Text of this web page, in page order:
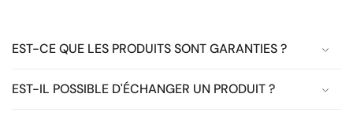
EST-CE QUE LES PRODUITS SONT GARANTIES ?
EST-IL POSSIBLE D'ÉCHANGER UN PRODUIT ?